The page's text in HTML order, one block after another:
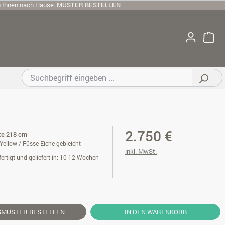
nach Hause. MUSTER BESTELLEN
218 cm
/ Füsse Eiche gebleicht
und geliefert in: 10-12 Wochen
2.750 €
inkl. MwSt.
BESTELLEN IN DEN WARENKORB